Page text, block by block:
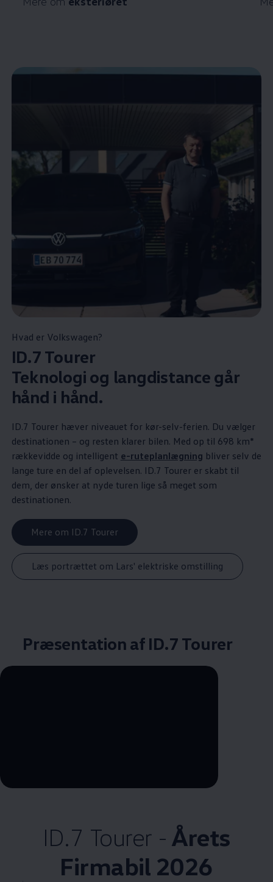
Hvad er Volkswagen?
ID.7 Tourer
Teknologi og langdistance går
hånd i hånd.
ID.7 Tourer hæver niveauet for kør-selv-ferien. Du vælger
destinationen – og resten klarer bilen. Med op til 698 km*
rækkevidde og intelligent e-ruteplanlægning bliver selv de
lange ture en del af oplevelsen. ID.7 Tourer er skabt til
dem, der ønsker at nyde turen lige så meget som
destinationen.
Mere om ID.7 Tourer
Læs portrættet om Lars' elektriske omstilling
Præsentation af ID.7 Tourer
Remaining time, --:--
ID.7 Tourer - Årets
Firmabil 2026